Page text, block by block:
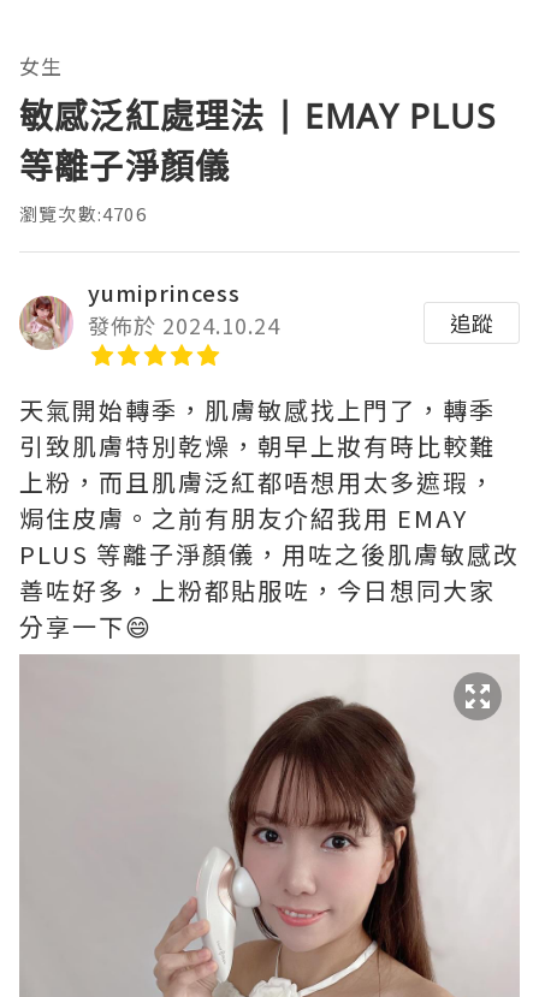
女生
敏感泛紅處理法 | EMAY PLUS
等離子淨顏儀
瀏覽次數:4706
yumiprincess
發佈於 2024.10.24
追蹤
天氣開始轉季，肌膚敏感找上門了，轉季
引致肌膚特別乾燥，朝早上妝有時比較難
上粉，而且肌膚泛紅都唔想用太多遮瑕，
焗住皮膚。之前有朋友介紹我用 EMAY
PLUS 等離⼦淨顏儀，用咗之後肌膚敏感改
善咗好多，上粉都貼服咗，今日想同大家
分享一下😄